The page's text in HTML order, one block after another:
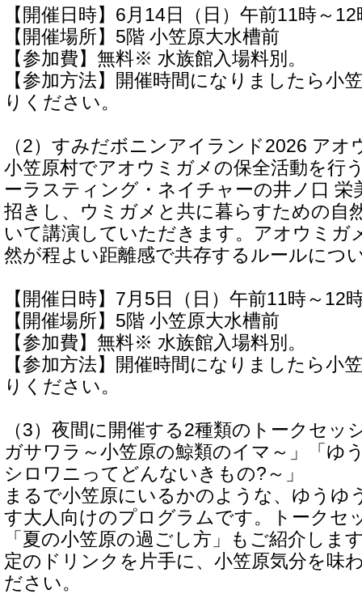
【開催日時】6月14日（日）午前11時～12
【開催場所】5階 小笠原大水槽前
【参加費】無料※ 水族館入場料別。
【参加方法】開催時間になりましたら小
りください。
（2）すみだボニンアイランド2026 アオ
小笠原村でアオウミガメの保全活動を行
ーラスティング・ネイチャーの井ノ口
招きし、ウミガメと共に暮らすための自
いて講演していただきます。アオウミガ
然が程よい距離感で共存するルールにつ
【開催日時】7月5日（日）午前11時～12
【開催場所】5階 小笠原大水槽前
【参加費】無料※ 水族館入場料別。
【参加方法】開催時間になりましたら小
りください。
（3）夜間に開催する2種類のトークセッ
ガサワラ～小笠原の鯨類のイマ～」「ゆ
シロワニってどんないきもの?～」
まるで小笠原にいるかのような、ゆうゆ
す大人向けのプログラムです。トークセ
「夏の小笠原の過ごし方」もご紹介しま
定のドリンクを片手に、小笠原気分を味
ださい。